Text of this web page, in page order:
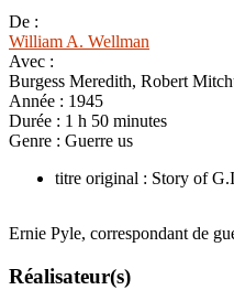
De :
William A. Wellman
Avec :
Burgess Meredith, Robert
Année : 1945
Durée : 1 h 50 minutes
Genre : Guerre us
titre original : Story of
Ernie Pyle, correspondant de
Réalisateur(s)